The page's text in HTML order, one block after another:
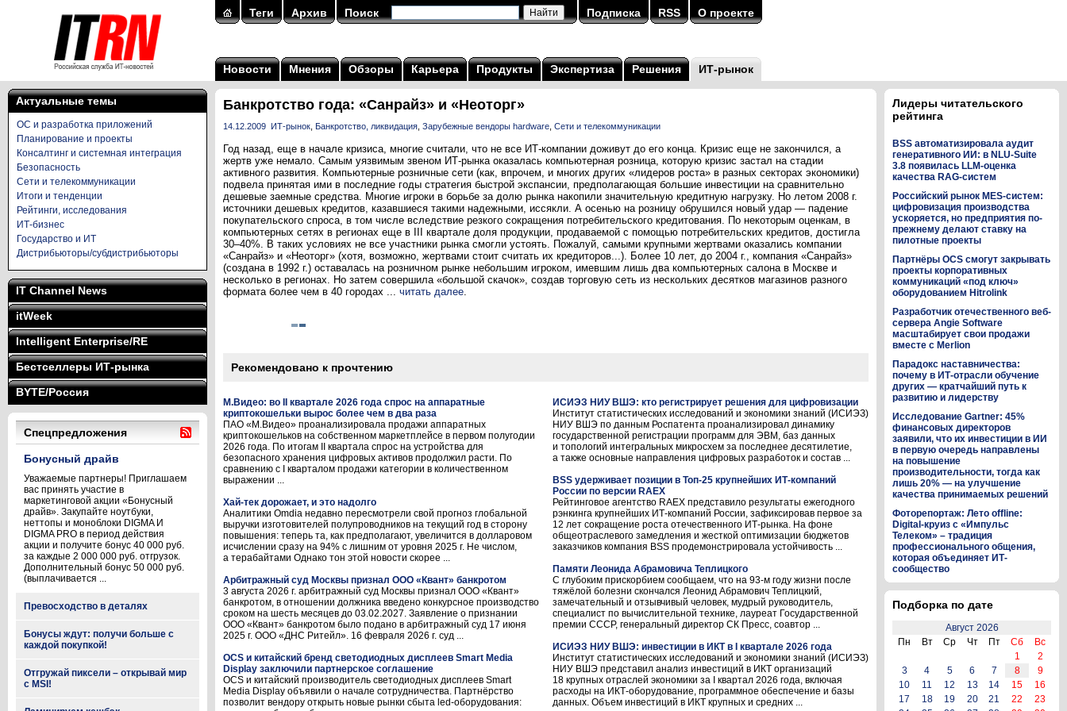
Теги Архив Поиск Подписка RSS О проекте
Новости Мнения Обзоры Карьера Продукты Экспертиза Решения ИТ-рынок
Актуальные темы
ОС и разработка приложений
Планирование и проекты
Консалтинг и системная интеграция
Безопасность
Сети и телекоммуникации
Итоги и тенденции
Рейтинги, исследования
ИТ-бизнес
Государство и ИТ
Дистрибьюторы/субдистрибьюторы
IT Channel News
itWeek
Intelligent Enterprise/RE
Бестселлеры ИТ-рынка
BYTE/Россия
Спецпредложения
Бонусный драйв
Уважаемые партнеры! Приглашаем
вас принять участие в
маркетинговой акции «Бонусный
драйв». Закупайте ноутбуки,
неттопы и моноблоки DIGMA И
DIGMA PRO в период действия
акции и получите бонус 40 000 руб.
за каждые 2 000 000 руб. отгрузок.
Дополнительный бонус 50 000 руб.
(выплачивается ...
Превосходство в деталях
Бонусы ждут: получи больше с
каждой покупкой!
Отгружай пиксели – открывай мир
с MSI!
Банкротство года: «Санрайз» и «Неоторг»
14.12.2009 ИТ-рынок Банкротство, ликвидация Зарубежные вендоры hardware Сети и телекоммуникации
Год назад, еще в начале кризиса, многие считали, что не все ИТ-компании доживут до его конца. Кризис еще не закончился, а
жертв уже немало. Самым уязвимым звеном ИТ-рынка оказалась компьютерная розница, которую кризис застал на стадии
активного развития. Компьютерные розничные сети (как, впрочем, и многих других «лидеров роста» в разных секторах экономики)
подвела принятая ими в последние годы стратегия быстрой экспансии, предполагающая большие инвестиции на сравнительно
дешевые заемные средства. Многие игроки в борьбе за долю рынка накопили значительную кредитную нагрузку. Но летом 2008 г.
источники дешевых кредитов, казавшиеся такими надежными, иссякли. А осенью на розницу обрушился новый удар — падение
покупательского спроса, в том числе вследствие резкого сокращения потребительского кредитования. По некоторым оценкам, в
компьютерных сетях в регионах еще в III квартале доля продукции, продаваемой с помощью потребительских кредитов, достигла
30–40%. В таких условиях не все участники рынка смогли устоять. Пожалуй, самыми крупными жертвами оказались компании
«Санрайз» и «Неоторг» (хотя, возможно, жертвами стоит считать их кредиторов...). Более 10 лет, до 2004 г., компания «Санрайз»
(создана в 1992 г.) оставалась на розничном рынке небольшим игроком, имевшим лишь два компьютерных салона в Москве и
несколько в регионах. Но затем совершила «большой скачок», создав торговую сеть из нескольких десятков магазинов разного
формата более чем в 40 городах ... читать далее.
Рекомендовано к прочтению
М.Видео: во II квартале 2026 года спрос на аппаратные
криптокошельки вырос более чем в два раза
ПАО «М.Видео» проанализировала продажи аппаратных
криптокошельков на собственном маркетплейсе в первом полугодии
2026 года. По итогам II квартала спрос на устройства для
безопасного хранения цифровых активов продолжил расти. По
сравнению с I кварталом продажи категории в количественном
выражении ...
Хай-тек дорожает, и это надолго
Аналитики Omdia недавно пересмотрели свой прогноз глобальной
выручки изготовителей полупроводников на текущий год в сторону
повышения: теперь та, как предполагают, увеличится в долларовом
исчислении сразу на 94% с лишним от уровня 2025 г. Не числом,
а терабайтами Однако тон этой новости скорее ...
Арбитражный суд Москвы признал ООО «Квант» банкротом
3 августа 2026 г. арбитражный суд Москвы признал ООО «Квант»
банкротом, в отношении должника введено конкурсное производство
сроком на шесть месяцев до 03.02.2027. Заявление о признании
ООО «Квант» банкротом было подано в арбитражный суд 17 июня
2025 г. ООО «ДНС Ритейл». 16 февраля 2026 г. суд ...
OCS и китайский бренд светодиодных дисплеев Smart Media
Display заключили партнерское соглашение
OCS и китайский производитель светодиодных дисплеев Smart
Media Display объявили о начале сотрудничества. Партнёрство
позволит вендору открыть новые рынки сбыта led-оборудования:
ИСИЭЗ НИУ ВШЭ: кто регистрирует решения для цифровизации
Институт статистических исследований и экономики знаний (ИСИЭЗ)
НИУ ВШЭ по данным Роспатента проанализировал динамику
государственной регистрации программ для ЭВМ, баз данных
и топологий интегральных микросхем за последнее десятилетие,
а также основные направления цифровых разработок и состав ...
BSS удерживает позиции в Топ-25 крупнейших ИТ-компаний
России по версии RAEX
Рейтинговое агентство RAEX представило результаты ежегодного
рэнкинга крупнейших ИТ-компаний России, зафиксировав первое за
12 лет сокращение роста отечественного ИТ-рынка. На фоне
общеотраслевого замедления и жесткой оптимизации бюджетов
заказчиков компания BSS продемонстрировала устойчивость ...
Памяти Леонида Абрамовича Теплицкого
С глубоким прискорбием сообщаем, что на 93-м году жизни после
тяжёлой болезни скончался Леонид Абрамович Теплицкий,
замечательный и отзывчивый человек, мудрый руководитель,
специалист по вычислительной технике, лауреат Государственной
премии СССР, генеральный директор СК Пресс, соавтор ...
ИСИЭЗ НИУ ВШЭ: инвестиции в ИКТ в I квартале 2026 года
Институт статистических исследований и экономики знаний (ИСИЭЗ)
НИУ ВШЭ представил анализ инвестиций в ИКТ организаций
18 крупных отраслей экономики за I квартал 2026 года, включая
расходы на ИКТ-оборудование, программное обеспечение и базы
данных. Объем инвестиций в ИКТ крупных и средних ...
Лидеры читательского
рейтинга
BSS автоматизировала аудит
генеративного ИИ: в NLU-Suite
3.8 появилась LLM-оценка
качества RAG-систем
Российский рынок MES-систем:
цифровизация производства
ускоряется, но предприятия по-
прежнему делают ставку на
пилотные проекты
Партнёры OCS смогут закрывать
проекты корпоративных
коммуникаций «под ключ»
оборудованием Hitrolink
Разработчик отечественного веб-
сервера Angie Software
масштабирует свои продажи
вместе с Merlion
Парадокс наставничества:
почему в ИТ-отрасли обучение
других — кратчайший путь к
развитию и лидерству
Исследование Gartner: 45%
финансовых директоров
заявили, что их инвестиции в ИИ
в первую очередь направлены
на повышение
производительности, тогда как
лишь 20% — на улучшение
качества принимаемых решений
Фоторепортаж: Лето offline:
Digital-круиз с «Импульс
Телеком» – традиция
профессионального общения,
которая объединяет ИТ-
сообщество
Подборка по дате
Август 2026
Пн
Вт Ср Чт Пт Сб
Вс
1
2
3
4 5 6 7 8
9
10
11 12 13 14 15
16
17
18 19 20 21 22
23